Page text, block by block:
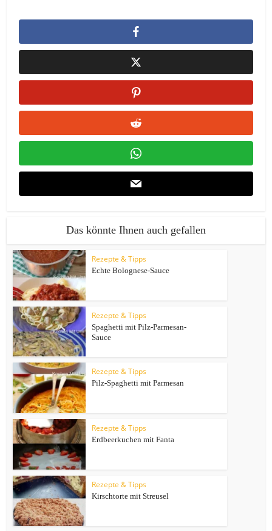
Das könnte Ihnen auch gefallen
Rezepte & Tipps
Echte Bolognese-Sauce
Rezepte & Tipps
Spaghetti mit Pilz-Parmesan-
Sauce
Rezepte & Tipps
Pilz-Spaghetti mit Parmesan
Rezepte & Tipps
Erdbeerkuchen mit Fanta
Rezepte & Tipps
Kirschtorte mit Streusel